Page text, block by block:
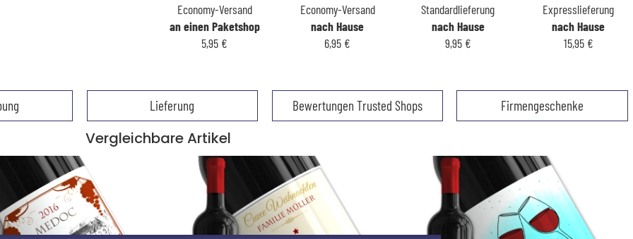
Economy-Versand
an einen Paketshop
5,95 €
Economy-Versand
nach Hause
6,95 €
Standardlieferung
nach Hause
9,95 €
Expresslieferung
nach Hause
15,95 €
Lieferung Bewertungen Trusted Shops Firmengeschenke
Vergleichbare Artikel